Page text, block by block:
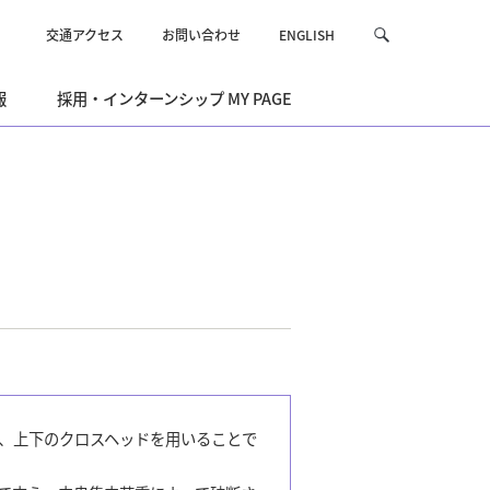
交通アクセス お問い合わせ ENGLISH
サ
を
採用・インターンシップ MY PAGE
上下のクロスヘッドを用いることで